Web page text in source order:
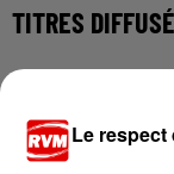
TITRES
Le